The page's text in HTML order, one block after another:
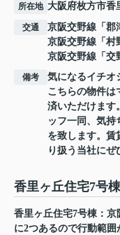
所在地 大阪府枚方市香
交通 京阪交野線 「 郡
京阪交野線 「 村
京阪交野線 「 交
備考
気になるイチオ
こちらの物件は
済いただけます
ッフ一同、気持
を致します。賃
り扱う当社にぜ
香里ヶ丘住宅7号
香里ヶ丘住宅7号棟：
に2つあるので行動範